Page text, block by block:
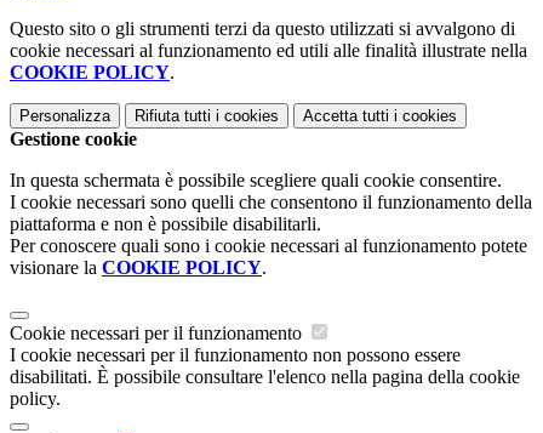
Questo sito o gli strumenti terzi da questo utilizzati si avvalgono di
cookie necessari al funzionamento ed utili alle finalità illustrate nella
COOKIE POLICY.
Personalizza Rifiuta tutti i cookies Accetta tutti i cookies
Gestione cookie
In questa schermata è possibile scegliere quali cookie consentire.
I cookie necessari sono quelli che consentono il funzionamento della
piattaforma e non è possibile disabilitarli.
Per conoscere quali sono i cookie necessari al funzionamento potete
visionare la COOKIE POLICY.
Cookie necessari per il funzionamento
I cookie necessari per il funzionamento non possono essere
disabilitati. È possibile consultare l'elenco nella pagina della cookie
policy.